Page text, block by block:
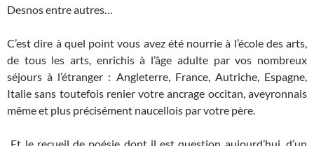
Desnos entre autres…
C’est dire à quel point vous avez été nourrie à l’école des arts,
de tous les arts, enrichis à l’âge adulte par vos nombreux
séjours à l’étranger : Angleterre, France, Autriche, Espagne,
Italie sans toutefois renier votre ancrage occitan, aveyronnais
même et plus précisément naucellois par votre père.